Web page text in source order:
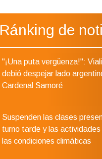
Ránking de
"¡Una puta vergüenza!":
debió despejar lado
Cardenal Samoré
Suspenden las clases
turno tarde y las
las condiciones climáticas